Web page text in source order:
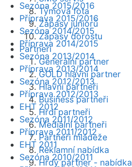
Týmová fota
Zápasy juniorů
Zápasy dorostu
Partneři
Generální partner
GOLD hlavní partner
Hlavní partneři
Business partneři
Hrdí partneři
Mediální partneři
Partneři mládeže
Reklamní nabídka
Hrdý partner - nabídka
Sezóna 2015/2016
Příprava 2015/2016
Sezóna 2014/2015
Příprava 2014/2015
Sezóna 2013/2014
Příprava 2013/2014
Sezóna 2012/2013
Příprava 2012/2013
EHT 2012
Sezóna 2011/2012
Příprava 2011/2012
EHT 2011
Sezóna 2010/2011